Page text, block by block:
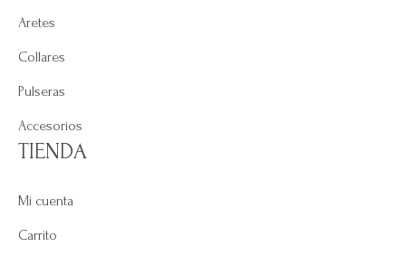
Aretes
Collares
Pulseras
Accesorios
TIENDA
Mi cuenta
Carrito